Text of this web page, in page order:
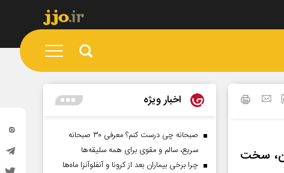
سخت
اخبار ویژه
صبحانه چی درست کنم؟ معرفی ۳۰ صبحانه
سریع، سالم و مقوی برای همه سلیقه‌ها
چرا برخی بیماران بعد از کرونا و آنفلوآنزا ماه‌ها